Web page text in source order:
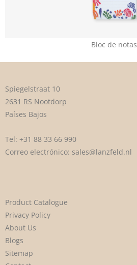
Bloc de notas
Spiegelstraat 10
2631 RS Nootdorp
Países Bajos
Tel: +31 88 33 66 990
Correo electrónico: sales@lanzfeld.nl
Product Catalogue
Privacy Policy
About Us
Blogs
Sitemap